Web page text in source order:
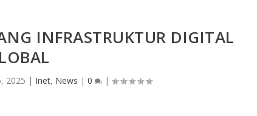
INFRASTRUKTUR DIGITAL
2025 | Inet, News | 0 |